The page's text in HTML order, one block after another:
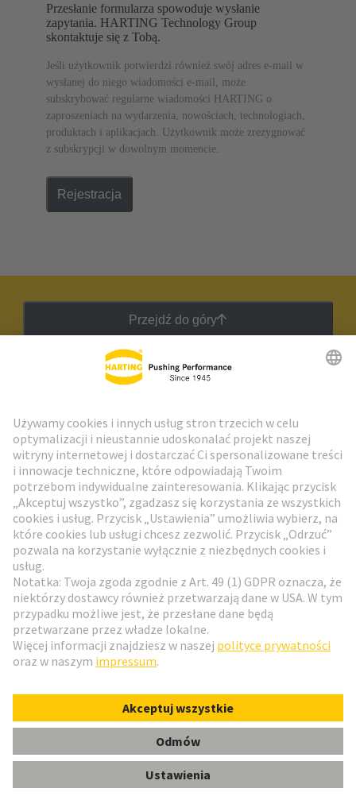
Przesłanie formularza spowoduje wysłanie
zapytania. HARTING Technology Group
skontaktuje się z Tobą.
Jeśli użytkownik potwierdzi również swój adres e-mail w
wysłanej do niego wiadomości e-mail, może
subskrybować regularne wiadomości HARTING o
zaproszeniach na wydarzenia, nowościach, technologiach,
produktach i aplikacjach. Użytkownik może zrezygnować
z subskrypcji w dowolnym momencie.
Rejestracja
Przejdź do góry
Przejdź do rejestracji
Social Media
Polski
© HARTING Technology Group
WydawcaPolityka ochrony danych
Informacje dla klientów